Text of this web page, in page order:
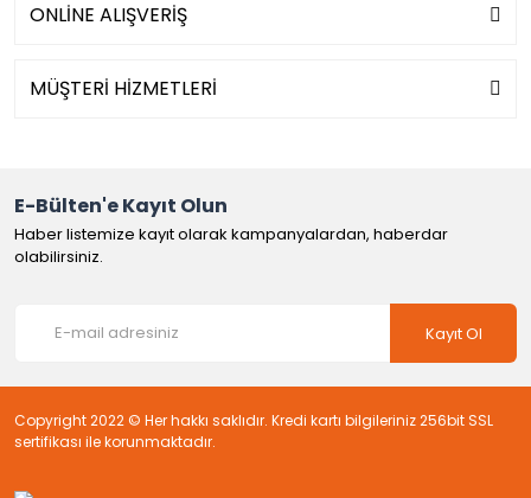
ONLİNE ALIŞVERİŞ
MÜŞTERİ HİZMETLERİ
E-Bülten'e Kayıt Olun
Haber listemize kayıt olarak kampanyalardan, haberdar
olabilirsiniz.
Kayıt Ol
Copyright 2022 © Her hakkı saklıdır. Kredi kartı bilgileriniz 256bit SSL
sertifikası ile korunmaktadır.